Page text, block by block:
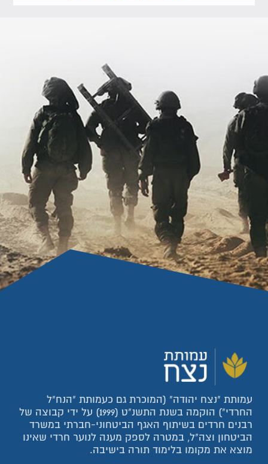
עמותת "נצח יהודה" (המוכרת גם כעמותת "הנח"ל
החרדי") הוקמה בשנת התשנ"ט (1999) על ידי קבוצה של
רבנים חרדים בשיתוף האגף הביטחוני-חברתי במשרד
הביטחון וצה"ל, במטרה לספק מענה לנוער חרדי שאינו
מוצא את מקומו בלימוד תורה בישיבה.